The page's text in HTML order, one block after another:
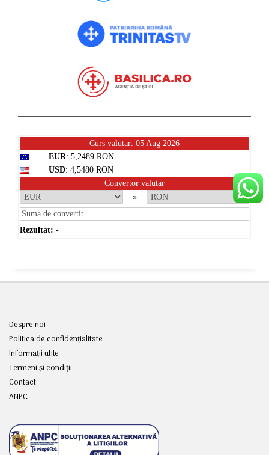
Curs valutar: 05 Aug 2026
EUR: 5,2489 RON
USD: 4,5480 RON
Convertor valutar
»
Rezultat: -
Despre noi
Politica de confidențialitate
Informații utile
Termeni și condiții
Contact
ANPC